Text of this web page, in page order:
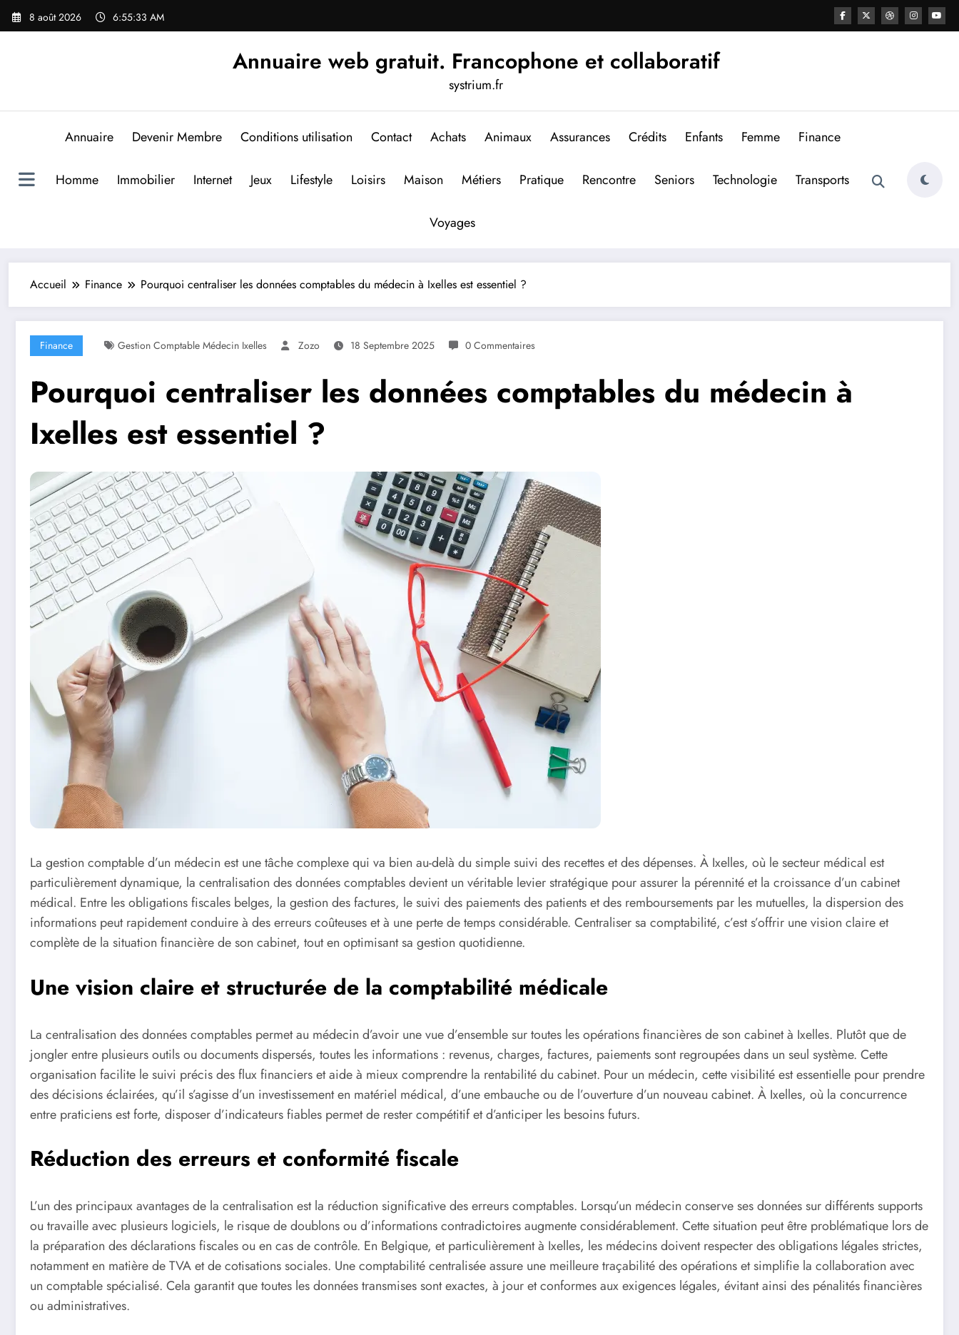
Aller
8 août 2026 6:55:34 AM
Annuaire web gratuit. Francophone et collaboratif
systrium.fr
Annuaire Devenir Membre Conditions utilisation Contact Achats Animaux Assurances Crédits Enfants Femme Finance
Homme Immobilier Internet Jeux Lifestyle Loisirs Maison Métiers Pratique Rencontre Seniors Technologie Transports
Voyages
Accueil Finance Pourquoi centraliser les données comptables du médecin à Ixelles est essentiel ?
Finance Gestion Comptable Médecin Ixelles Zozo 18 Septembre 2025 0 Commentaires
Pourquoi centraliser les données comptables du médecin à
Ixelles est essentiel ?
La gestion comptable d’un médecin est une tâche complexe qui va bien au-delà du simple suivi des recettes et des dépenses. À Ixelles, où le secteur médical est
particulièrement dynamique, la centralisation des données comptables devient un véritable levier stratégique pour assurer la pérennité et la croissance d’un cabinet
médical. Entre les obligations fiscales belges, la gestion des factures, le suivi des paiements des patients et des remboursements par les mutuelles, la dispersion des
informations peut rapidement conduire à des erreurs coûteuses et à une perte de temps considérable. Centraliser sa comptabilité, c’est s’offrir une vision claire et
complète de la situation financière de son cabinet, tout en optimisant sa gestion quotidienne.
Une vision claire et structurée de la comptabilité médicale
La centralisation des données comptables permet au médecin d’avoir une vue d’ensemble sur toutes les opérations financières de son cabinet à Ixelles. Plutôt que de
jongler entre plusieurs outils ou documents dispersés, toutes les informations : revenus, charges, factures, paiements sont regroupées dans un seul système. Cette
organisation facilite le suivi précis des flux financiers et aide à mieux comprendre la rentabilité du cabinet. Pour un médecin, cette visibilité est essentielle pour prendre
des décisions éclairées, qu’il s’agisse d’un investissement en matériel médical, d’une embauche ou de l’ouverture d’un nouveau cabinet. À Ixelles, où la concurrence
entre praticiens est forte, disposer d’indicateurs fiables permet de rester compétitif et d’anticiper les besoins futurs.
Réduction des erreurs et conformité fiscale
L’un des principaux avantages de la centralisation est la réduction significative des erreurs comptables. Lorsqu’un médecin conserve ses données sur différents supports
ou travaille avec plusieurs logiciels, le risque de doublons ou d’informations contradictoires augmente considérablement. Cette situation peut être problématique lors de
la préparation des déclarations fiscales ou en cas de contrôle. En Belgique, et particulièrement à Ixelles, les médecins doivent respecter des obligations légales strictes,
notamment en matière de TVA et de cotisations sociales. Une comptabilité centralisée assure une meilleure traçabilité des opérations et simplifie la collaboration avec
un comptable spécialisé. Cela garantit que toutes les données transmises sont exactes, à jour et conformes aux exigences légales, évitant ainsi des pénalités financières
ou administratives.